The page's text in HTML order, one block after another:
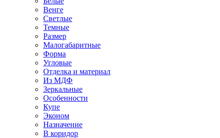
Венге
Светлые
Темные
Размер
Малогабаритные
Форма
Угловые
Отделка и материал
Из МДФ
Зеркальные
Особенности
Купе
Эконом
Назначение
В коридор